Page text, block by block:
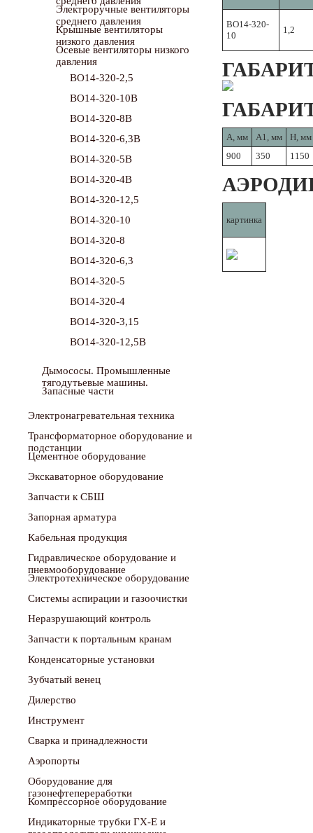
Электроручные вентиляторы
Крышные вентиляторы
Осевые вентиляторы низкого
давления
ВО14-320-2,5
ВО14-320-10В
ВО14-320-8В
ВО14-320-6,3В
ВО14-320-5В
ВО14-320-4В
ВО14-320-12,5
ВО14-320-10
ВО14-320-8
ВО14-320-6,3
ВО14-320-5
ВО14-320-4
ВО14-320-3,15
ВО14-320-12,5В
Дымососы. Промышленные
Запасные части
Электронагревательная техника
Трансформаторное оборудование и
Цементное оборудование
Экскаваторное оборудование
Запчасти к СБШ
Запорная арматура
Кабельная продукция
Гидравлическое оборудование и
Электротехническое оборудование
Системы аспирации и газоочистки
Неразрушающий контроль
Запчасти к портальным кранам
Конденсаторные установки
Зубчатый венец
Дилерство
Инструмент
Сварка и принадлежности
Аэропорты
Оборудование для
Компрессорное оборудование
Индикаторные трубки ГХ-Е и
ВО14-320-
10
1,2
A, мм A1, мм
H, мм
900
350 1150
картинка